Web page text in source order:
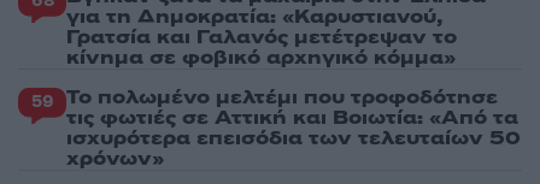
για τη Δημοκρατία: «Καρυστιανού,
Γρατσία και Γαλανός μετέτρεψαν το
κίνημα σε φοβικό αρχηγικό κόμμα»
59 Το πολωμένο μελτέμι που τροφοδότησε
τις φωτιές σε Αττική και Βοιωτία: «Από τα
ισχυρότερα επεισόδια των τελευταίων 50
χρόνων»